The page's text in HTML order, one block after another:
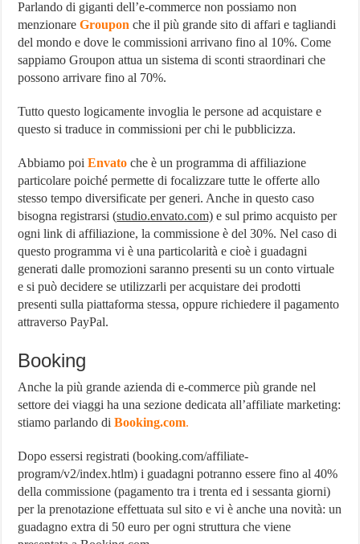
Parlando di giganti dell’e-commerce non possiamo non
menzionareGroupon che il più grande sito di affari e tagliandi
del mondo e dove le commissioni arrivano fino al 10%. Come
sappiamo Groupon attua un sistema di sconti straordinari che
possono arrivare fino al 70%.
Tutto questo logicamente invoglia le persone ad acquistare e
questo si traduce in commissioni per chi le pubblicizza.
Abbiamo poiEnvato che è un programma di affiliazione
particolare poiché permette di focalizzare tutte le offerte allo
stesso tempo diversificate per generi. Anche in questo caso
bisogna registrarsi (studio.envato.com) e sul primo acquisto per
ogni link di affiliazione, la commissione è del 30%. Nel caso di
questo programma vi è una particolarità e cioè i guadagni
generati dalle promozioni saranno presenti su un conto virtuale
e si può decidere se utilizzarli per acquistare dei prodotti
presenti sulla piattaforma stessa, oppure richiedere il pagamento
attraverso PayPal.
Booking
Anche la più grande azienda di e-commerce più grande nel
settore dei viaggi ha una sezione dedicata all’affiliate marketing:
stiamo parlando diBooking.com.
Dopo essersi registrati (booking.com/affiliate-
program/v2/index.htlm) i guadagni potranno essere fino al 40%
della commissione (pagamento tra i trenta ed i sessanta giorni)
per la prenotazione effettuata sul sito e vi è anche una novità: un
guadagno extra di 50 euro per ogni struttura che viene